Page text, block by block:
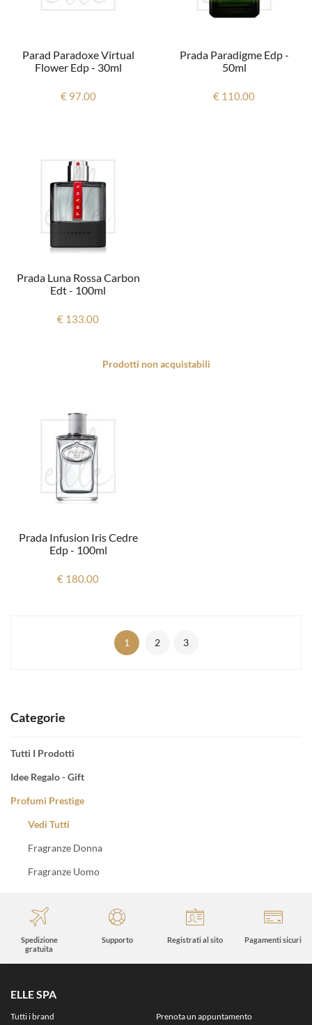
Categorie
Tutti I Prodotti
Idee Regalo - Gift
Profumi Prestige
Vedi Tutti
Fragranze Donna
Fragranze Uomo
Parad Paradoxe Virtual
Flower Edp - 30ml
€ 97.00
Prada Paradigme Edp -
50ml
€ 110.00
Prada Luna Rossa Carbon
Edt - 100ml
€ 133.00
Prodotti non acquistabili
Prada Infusion Iris Cedre
Edp - 100ml
€ 180.00
1 2 3
Spedizione
gratuita
Supporto Registrati al sito Pagamenti sicuri
ELLE SPA
Tutti i brand Prenota un appuntamento